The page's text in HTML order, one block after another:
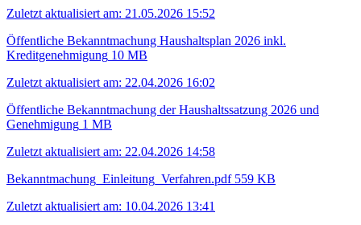
Zuletzt aktualisiert am: 21.05.2026 15:52
Öffentliche Bekanntmachung Haushaltsplan 2026 inkl.
Kreditgenehmigung 10 MB
Zuletzt aktualisiert am: 22.04.2026 16:02
Öffentliche Bekanntmachung der Haushaltssatzung 2026 und
Genehmigung 1 MB
Zuletzt aktualisiert am: 22.04.2026 14:58
Bekanntmachung_Einleitung_Verfahren.pdf559 KB
Zuletzt aktualisiert am: 10.04.2026 13:41